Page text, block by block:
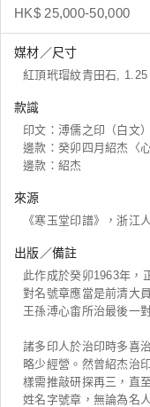
HK$ 25,000-50,000
媒材／尺寸
紅頂玳瑁紋青田石,
款識
印文：溥儒之印（白文
邊款：癸卯四月紹杰〈心
邊款：紹杰
來源
《寒玉堂印譜》，浙江
出版／備註
此作成於癸卯1963年，
對名號章應當是前清大
王孫溥心畬所治最後一
諸多印人於治印時多喜
略少經營。然曾紹杰治
樣需推敲研探再三，直
姓名字號章，無論為名